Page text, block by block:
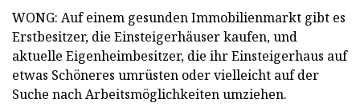
WONG: Auf einem gesunden Immobilienmarkt gibt es
Erstbesitzer, die Einsteigerhäuser kaufen, und
aktuelle Eigenheimbesitzer, die ihr Einsteigerhaus auf
etwas Schöneres umrüsten oder vielleicht auf der
Suche nach Arbeitsmöglichkeiten umziehen.